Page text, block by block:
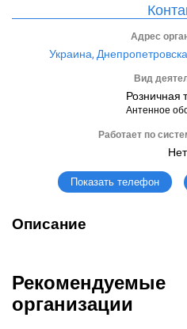
Адрес
Украина,
Вид
Розничная
Антенное
Работает по
Нет
Показать телефон
Описание
Рекомендуемые
организации